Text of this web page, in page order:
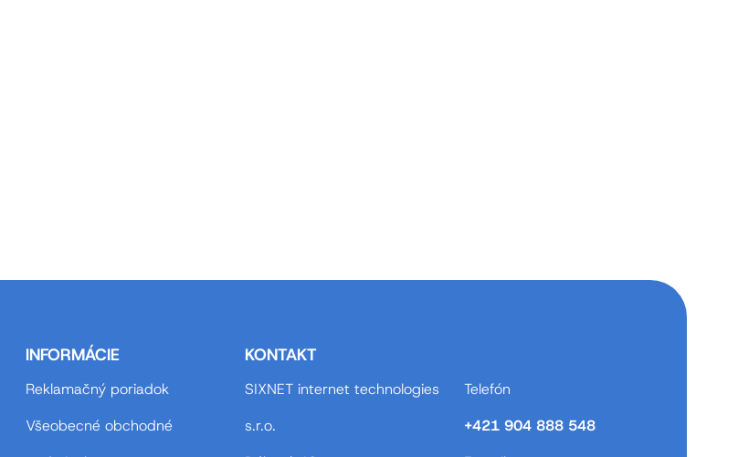
INFORMÁCIE
Reklamačný poriadok
Všeobecné obchodné
KONTAKT
SIXNET internet technologies
s.r.o.
Telefón
+421 904 888 548